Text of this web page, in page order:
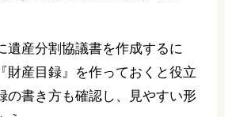
遺産分割協議書を作成するに
財産目録』を作っておくと役立
の書き方も確認し、見やすい形